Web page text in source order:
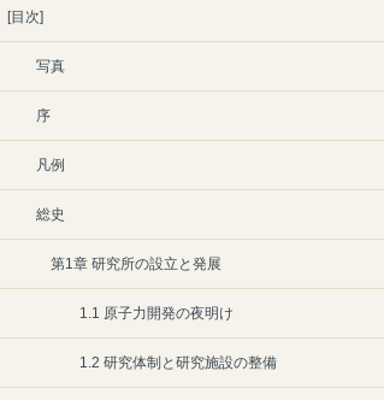
[目次]
写真
序
凡例
総史
第1章 研究所の設立と発展
1.1 原子力開発の夜明け
1.2 研究体制と研究施設の整備